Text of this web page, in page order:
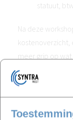
statuut,
Na deze
kostenoverzicht,
meer grip op
Duur: 3,5 uur